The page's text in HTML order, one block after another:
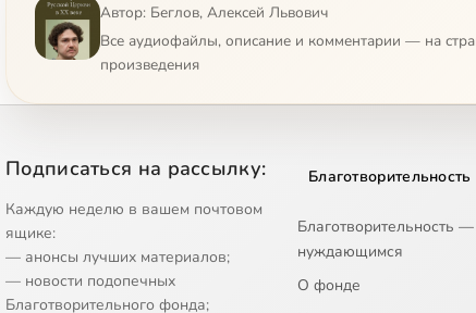
12 Власть и церковь во время гражданской войны.
15 Позиция церкви во время изъятия
16 Обновленческий раскол
17 Церковное зарубежье в 1921–1922 гг
Автор: Беглов, Алексей Львович
Все аудиофайлы, описание и комментарии — на
произведения
Подписаться на рассылку:
Каждую неделю в вашем почтовом
ящике:
— анонсы лучших материалов;
— новости подопечных
Благотворительного фонда;
Благотворительность
Благотворительность
нуждающимся
О фонде